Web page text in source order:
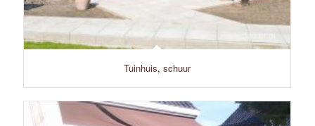
Tuinhuis, schuur